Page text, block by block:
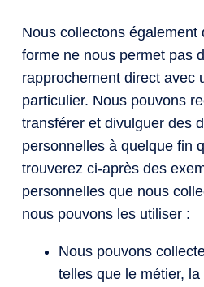
Nous collectons également
forme ne nous permet pas
rapprochement direct avec
particulier. Nous pouvons
transférer et divulguer des
personnelles à quelque fin
trouverez ci-après des
personnelles que nous
nous pouvons les utiliser :
Nous pouvons
telles que le métier,